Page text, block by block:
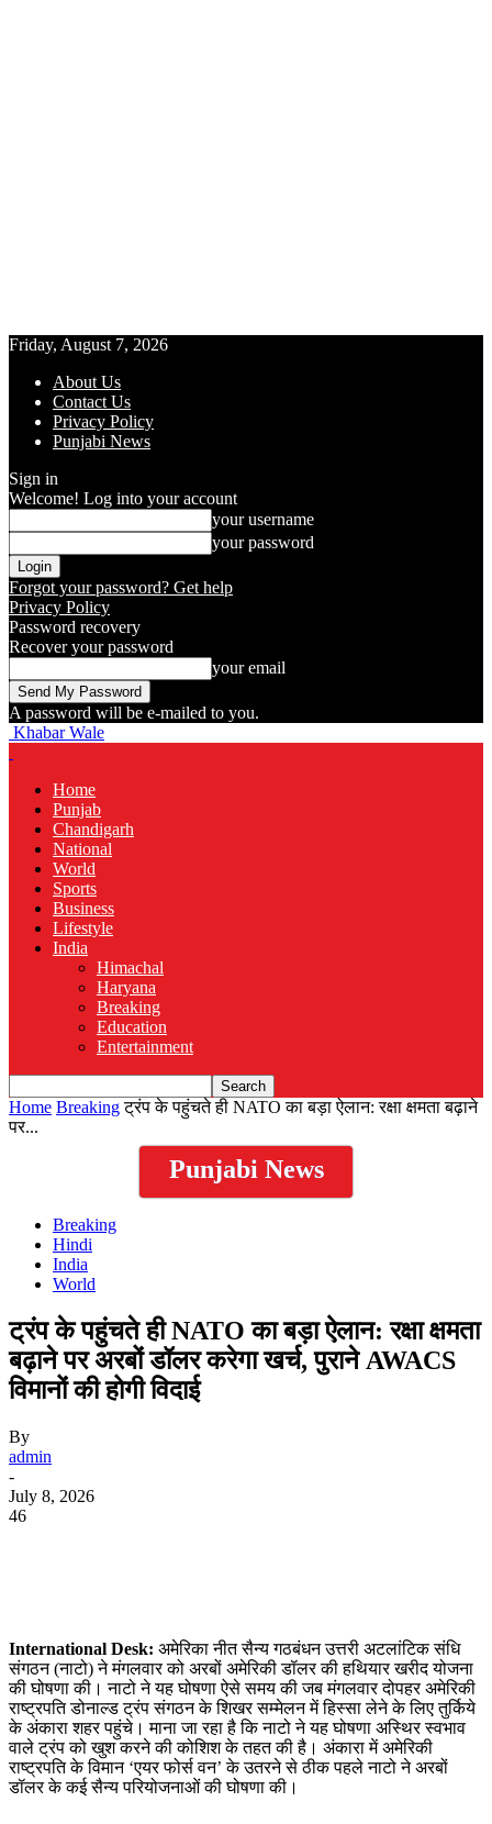
Friday, August 7, 2026
About Us
Contact Us
Privacy Policy
Punjabi News
Sign in
Welcome! Log into your account
your username
your password
Forgot your password? Get help
Privacy Policy
Password recovery
Recover your password
your email
A password will be e-mailed to you.
Khabar Wale
Home
Punjab
Chandigarh
National
World
Sports
Business
Lifestyle
India
Himachal
Haryana
Breaking
Education
Entertainment
Home Breaking ट्रंप के पहुंचते ही NATO का बड़ा ऐलान: रक्षा क्षमता बढ़ाने
पर...
Punjabi News
Breaking
Hindi
India
World
ट्रंप के पहुंचते ही NATO का बड़ा ऐलान: रक्षा क्षमता
बढ़ाने पर अरबों डॉलर करेगा खर्च, पुराने AWACS
विमानों की होगी विदाई
By
admin
-
July 8, 2026
46
International Desk: अमेरिका नीत सैन्य गठबंधन उत्तरी अटलांटिक संधि
संगठन (नाटो) ने मंगलवार को अरबों अमेरिकी डॉलर की हथियार खरीद योजना
की घोषणा की। नाटो ने यह घोषणा ऐसे समय की जब मंगलवार दोपहर अमेरिकी
राष्ट्रपति डोनाल्ड ट्रंप संगठन के शिखर सम्मेलन में हिस्सा लेने के लिए तुर्किये
के अंकारा शहर पहुंचे। माना जा रहा है कि नाटो ने यह घोषणा अस्थिर स्वभाव
वाले ट्रंप को खुश करने की कोशिश के तहत की है। अंकारा में अमेरिकी
राष्ट्रपति के विमान ‘एयर फोर्स वन’ के उतरने से ठीक पहले नाटो ने अरबों
डॉलर के कई सैन्य परियोजनाओं की घोषणा की।